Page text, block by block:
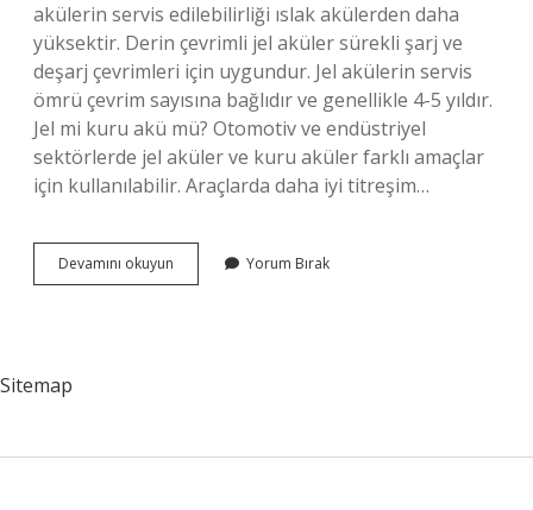
akülerin servis edilebilirliği ıslak akülerden daha
yüksektir. Derin çevrimli jel aküler sürekli şarj ve
deşarj çevrimleri için uygundur. Jel akülerin servis
ömrü çevrim sayısına bağlıdır ve genellikle 4-5 yıldır.
Jel mi kuru akü mü? Otomotiv ve endüstriyel
sektörlerde jel aküler ve kuru aküler farklı amaçlar
için kullanılabilir. Araçlarda daha iyi titreşim…
Devamını okuyun
Akü
Yorum Bırak
Sitemap